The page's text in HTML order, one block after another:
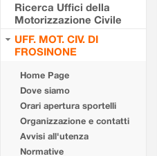
Ricerca Uffici della
Motorizzazione Civile
UFF. MOT. CIV. DI
FROSINONE
Home Page
Dove siamo
Orari apertura sportelli
Organizzazione e contatti
Avvisi all'utenza
Normative